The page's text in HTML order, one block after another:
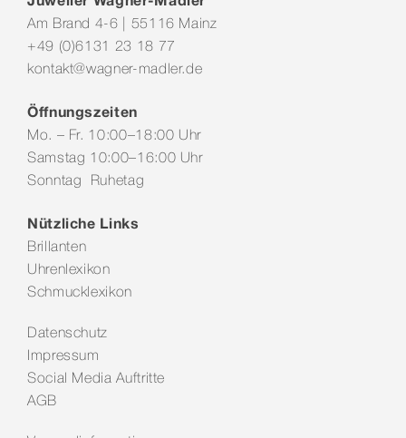
Am Brand 4-6 | 55116 Mainz
+49 (0)6131 23 18 77
kontakt@wagner-madler.de
Öffnungszeiten
Mo. – Fr. 10:00–18:00 Uhr
Samstag 10:00–16:00 Uhr
Sonntag Ruhetag
Nützliche Links
Brillanten
Uhrenlexikon
Schmucklexikon
Datenschutz
Impressum
Social Media Auftritte
AGB